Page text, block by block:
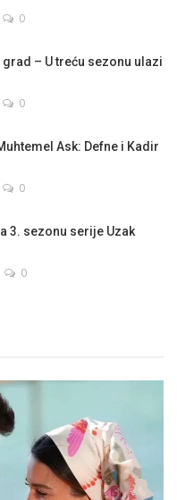
0
grad – U treću sezonu ulazi
0
Ask: Defne i Kadir
0
3. sezonu serije Uzak
0